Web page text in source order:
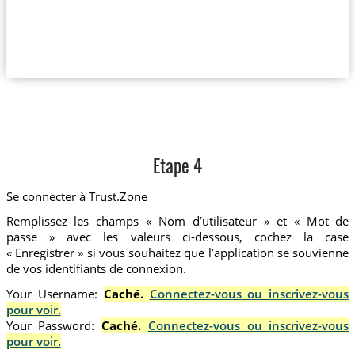
Etape 4
Se connecter à Trust.Zone
Remplissez les champs « Nom d’utilisateur » et « Mot de
passe » avec les valeurs ci-dessous, cochez la case
« Enregistrer » si vous souhaitez que l’application se souvienne
de vos identifiants de connexion.
Your Username: Caché. Connectez-vous ou inscrivez-vous
pour voir.
Your Password:Caché. Connectez-vous ou inscrivez-vous
pour voir.